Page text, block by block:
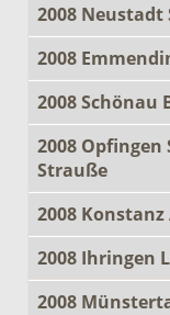
2008
2008
2008 Schönau
2008
Strauße
2008
2008 Ihringen
2008